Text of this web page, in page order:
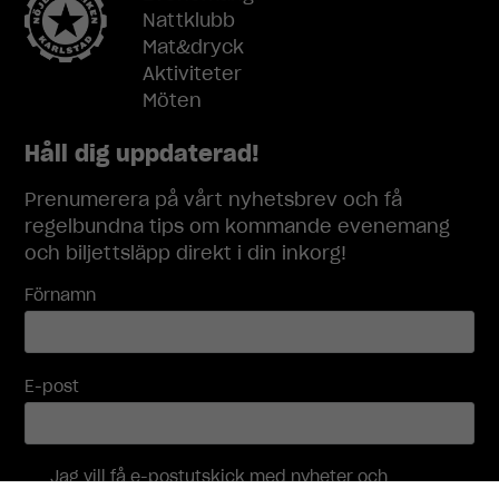
Nattklubb
Mat&dryck
Aktiviteter
Möten
Håll dig uppdaterad!
Prenumerera på vårt nyhetsbrev och få
regelbundna tips om kommande evenemang
och biljettsläpp direkt i din inkorg!
Förnamn
E-post
Jag vill få e-postutskick med nyheter och
Om du nekar
cookies
kommer viss
Genom att dela
med dig av dina